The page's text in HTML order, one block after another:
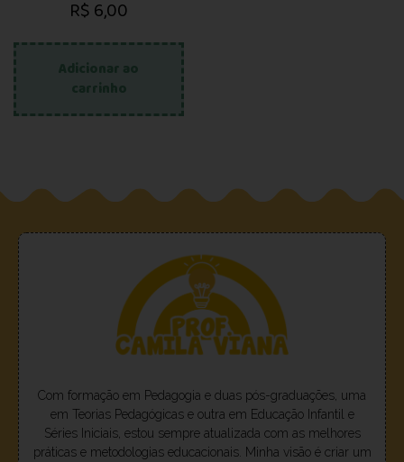
R$6,00
Adicionar ao
carrinho
Com formação em Pedagogia e duas pós-graduações, uma
em Teorias Pedagógicas e outra em Educação Infantil e
Séries Iniciais, estou sempre atualizada com as melhores
práticas e metodologias educacionais. Minha visão é criar um